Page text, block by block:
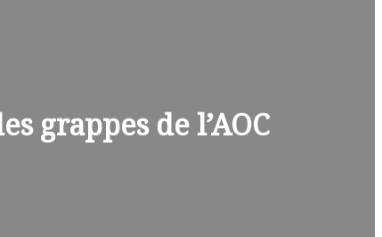
grappes de l’AOC